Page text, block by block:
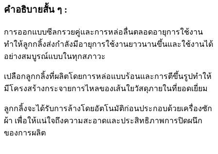
คำอธิบายสั้น ๆ :
การออกแบบซีลกรวยคู่และการหล่อลื่นตลอดอายุการใช้งาน
ทำให้ลูกกลิ้งส่งกำลังมีอายุการใช้งานยาวนานขึ้นและใช้งานได้
อย่างสมบูรณ์แบบในทุกสภาวะ
เปลือกลูกกลิ้งที่ผลิตโดยการหล่อแบบร้อนและการตีขึ้นรูปทำให้
มีโครงสร้างกระจายการไหลของเส้นใยวัสดุภายในที่ยอดเยี่ยม
ลูกกลิ้งจะได้รับการล้างโดยอัตโนมัติก่อนประกอบด้วยเครื่องซัก
ผ้า เพื่อให้แน่ใจถึงความสะอาดและประสิทธิภาพการปิดผนึก
ของการผลิต